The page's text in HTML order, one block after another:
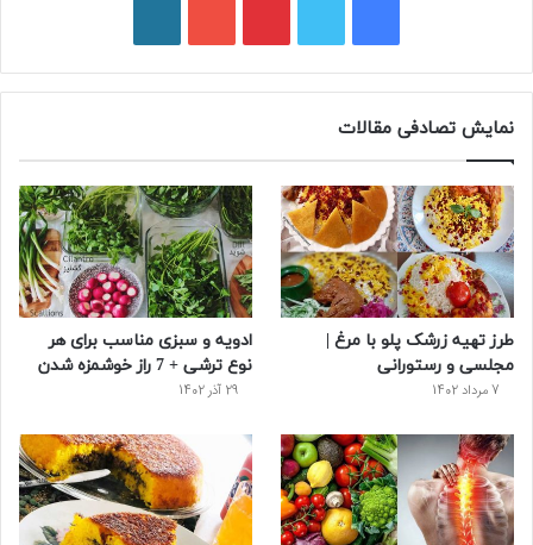
ی
س
ب
و
ک
و
ی
ت
ر
ی
ت
ر
ی
س
ت
و
ی
و
ب
ر
پ
ر
س
نمایش تصادفی مقالات
طرز تهیه زرشک پلو با مرغ |
مجلسی و رستورانی
7 مرداد 1402
ادویه و سبزی مناسب برای هر
نوع ترشی + 7 راز خوشمزه شدن
29 آذر 1402